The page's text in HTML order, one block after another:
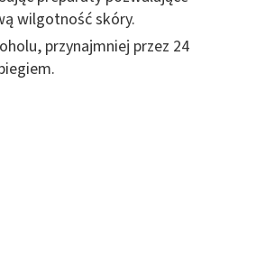
wilgotność skóry.
przynajmniej przez 24